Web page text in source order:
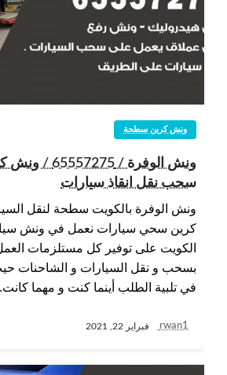
ونش كرين سطحة
ونش الوفرة /
سحب نقل انقاذ سيارات
ونش الوفرة بالكويت سطحة لنقل
كرين سحي سيارات نعمل في ونش
الكويت على توفير كل مستلزمات
بسحب و نقل السيارات و الشاحنات
في تلبية الطلب أينما كنت و مهما
rwan1 فبراير 22, 2021